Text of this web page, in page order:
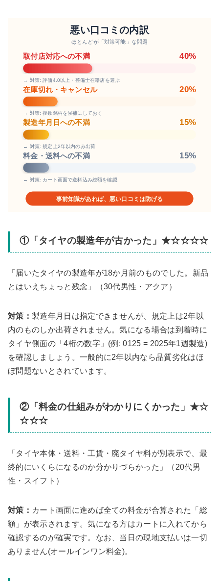
悪い口コミの内訳
ほとんどが「対策可能」な問題
取付店対応への不満 40%
→ 対策: 評価4.0以上・整備士在籍店を選ぶ
在庫切れ・キャンセル 20%
→ 対策: 複数銘柄を候補にしておく
製造年月日への不満 15%
→ 対策: 規定上2年以内のみ出荷
料金・送料への不満 15%
→ 対策: カート画面で送料込み総額を確認
事前知識があれば、悪い口コミは防げる
①「タイヤの製造年が古かった」★☆☆☆☆
「届いたタイヤの製造年が18か月前のものでした。新品
とはいえちょっと残念」（30代男性・アクア）
対策： 製造年月日は指定できませんが、規定上は2年以
内のものしか出荷されません。気になる場合は到着時に
タイヤ側面の「4桁の数字」(例: 0125 = 2025年1週製造)
を確認しましょう。一般的に2年以内なら品質劣化はほ
ぼ問題ないとされています。
②「料金の仕組みがわかりにくかった」★☆
☆☆☆
「タイヤ本体・送料・工賃・廃タイヤ料が別表示で、最
終的にいくらになるのか分かりづらかった」（20代男
性・スイフト）
対策： カート画面に進めば全ての料金が合算された「総
額」が表示されます。気になる方はカートに入れてから
確認するのが確実です。なお、当日の現地支払いは一切
ありません(オールインワン料金)。